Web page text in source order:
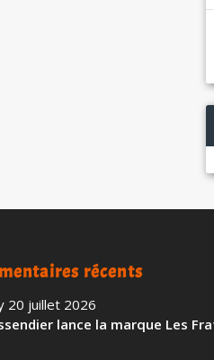
récents
20 juillet 2026
lance la marque Les